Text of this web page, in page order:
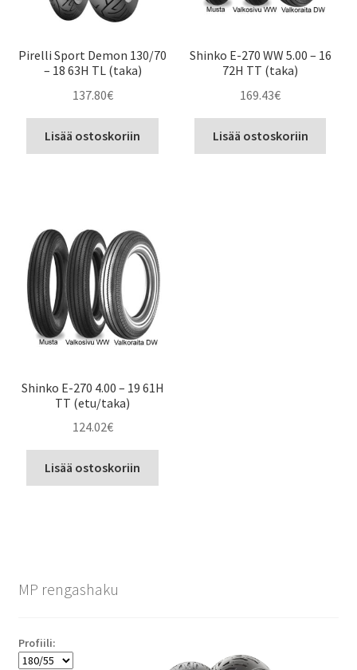
Pirelli Sport Demon 130/70
– 18 63H TL (taka)
137.80€
Lisää ostoskoriin
Shinko E-270 WW 5.00 – 16
72H TT (taka)
169.43€
Lisää ostoskoriin
Shinko E-270 4.00 – 19 61H
TT (etu/taka)
124.02€
Lisää ostoskoriin
MP rengashaku
Profiili: